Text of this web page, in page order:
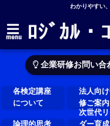
わかりやすい
menu ﾛｼﾞｶﾙ・
企業研修お問い合
各検定講座
について
法人向
修ご案内
論理的思考
次世代
ダー育成